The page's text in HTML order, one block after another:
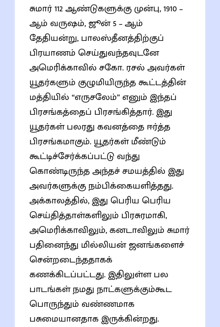
சுமார் 112 ஆண்டுகளுக்கு முன்பு, 1910 –
ஆம் வருஷம், ஜூன் 5 – ஆம்
தேதியன்று, பாலஸ்தீனத்திற்குப்
பிரயாணம் செய்துவந்தவுடனே
அமெரிக்காவில் சகோ. ரசல் அவர்கள்
யூதர்களும் குழுமியிருந்த கூட்டத்தின்
மத்தியில் “எருசலேம்” எனும் இந்தப்
பிரசங்கத்தைப் பிரசங்கித்தார். இது
யூதர்கள் பலரது கவனத்தை ஈர்த்த
பிரசங்கமாகும். யூதர்கள் மீண்டும்
கூட்டிச்சேர்க்கப்பட்டு வந்து
கொண்டிருந்த அந்தச் சமயத்தில் இது
அவர்களுக்கு நம்பிக்கையளித்தது.
அக்காலத்தில், இது பெரிய பெரிய
செய்தித்தாள்களிலும் பிரசுரமாகி,
அமெரிக்காவிலும், கனடாவிலும் சுமார்
பதினைந்து மில்லியன் ஜனங்களைச்
சென்றடைந்ததாகக்
கணக்கிடப்பட்டது. இதிலுள்ள பல
பாடங்கள் நமது நாட்களுக்கும்கூட
பொருந்தும் வண்ணமாக
பசுமையானதாக இருக்கின்றது.